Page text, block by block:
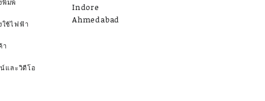
พิมพ์
ใช้ไฟฟ้า
า
และวิดีโอ
Indore
Ahmedabad